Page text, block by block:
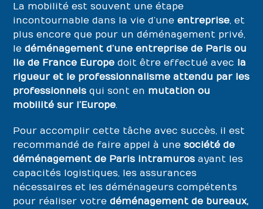
La mobilité est souvent une étape
incontournable dans la vie d’uneentreprise, et
plus encore que pour un déménagement privé,
le déménagement d’une entreprise de Paris ou
Ile de France Europe doit être effectué avec la
rigueur et le professionnalisme attendu par les
professionnels qui sont en mutation ou
mobilité sur l’Europe.
Pour accomplir cette tâche avec succès, il est
recommandé de faire appel à unesociété de
déménagement de Paris intramuros ayant les
capacités logistiques, les assurances
nécessaires et les déménageurs compétents
pour réaliser votredéménagement de bureaux,